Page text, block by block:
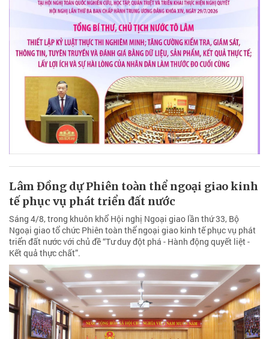
Lâm Đồng dự Phiên toàn thể ngoại giao kinh
tế phục vụ phát triển đất nước
Sáng 4/8, trong khuôn khổ Hội nghị Ngoại giao lần thứ 33, Bộ
Ngoại giao tổ chức Phiên toàn thể ngoại giao kinh tế phục vụ phát
triển đất nước với chủ đề “Tư duy đột phá - Hành động quyết liệt -
Kết quả thực chất”.